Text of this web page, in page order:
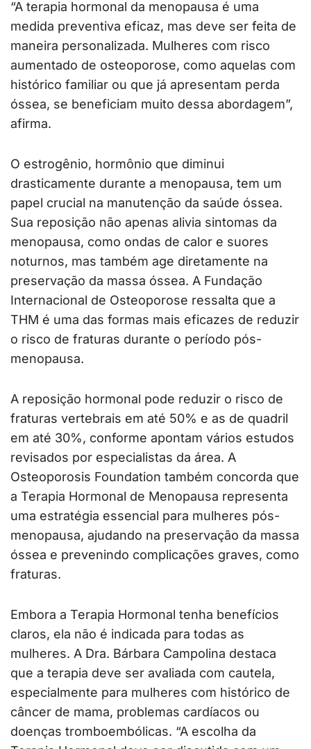
“A terapia hormonal da menopausa é uma
medida preventiva eficaz, mas deve ser feita de
maneira personalizada. Mulheres com risco
aumentado de osteoporose, como aquelas com
histórico familiar ou que já apresentam perda
óssea, se beneficiam muito dessa abordagem”,
afirma.
O estrogênio, hormônio que diminui
drasticamente durante a menopausa, tem um
papel crucial na manutenção da saúde óssea.
Sua reposição não apenas alivia sintomas da
menopausa, como ondas de calor e suores
noturnos, mas também age diretamente na
preservação da massa óssea. A Fundação
Internacional de Osteoporose ressalta que a
THM é uma das formas mais eficazes de reduzir
o risco de fraturas durante o período pós-
menopausa.
A reposição hormonal pode reduzir o risco de
fraturas vertebrais em até 50% e as de quadril
em até 30%, conforme apontam vários estudos
revisados por especialistas da área. A
Osteoporosis Foundation também concorda que
a Terapia Hormonal de Menopausa representa
uma estratégia essencial para mulheres pós-
menopausa, ajudando na preservação da massa
óssea e prevenindo complicações graves, como
fraturas.
Embora a Terapia Hormonal tenha benefícios
claros, ela não é indicada para todas as
mulheres. A Dra. Bárbara Campolina destaca
que a terapia deve ser avaliada com cautela,
especialmente para mulheres com histórico de
câncer de mama, problemas cardíacos ou
doenças tromboembólicas. “A escolha da